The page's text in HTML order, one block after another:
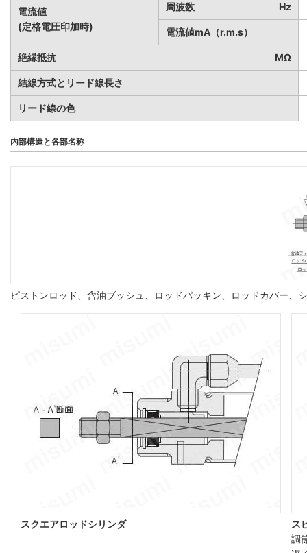
電流値
(定格電圧印加時)
周波数 Hz
電流値mA（r.m.s）
絶縁抵抗 MΩ
結線方式とリード線長さ
リード線の色
内部構造と各部名称
ピストンロッド、含油ブッシュ、ロッドパッキン、ロッドカバー
スクエアロッドシリンダ
ス
調